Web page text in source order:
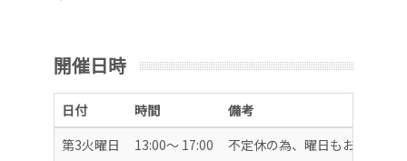
開催日時
日付 時間
備考
第3火曜日
13:00～ 17:00
不定休の為、曜日もお時間も